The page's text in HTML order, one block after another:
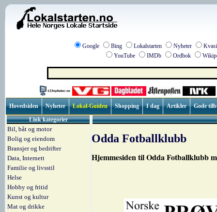
Google Bing Lokalstarten Nyheter
YouTube
IMDb Ordbok
Hovedsiden Nyheter Lokal-Guiden Shopping I dag Artikler
Gode
Link kategorier
Bil, båt og motor
Bolig og eiendom
Bransjer og bedrifter
Data, Internett
Familie og livsstil
Helse
Hobby og fritid
Kunst og kultur
Mat og drikke
Odda Fotballklubb
Hjemmesiden til Odda Fotballklubb